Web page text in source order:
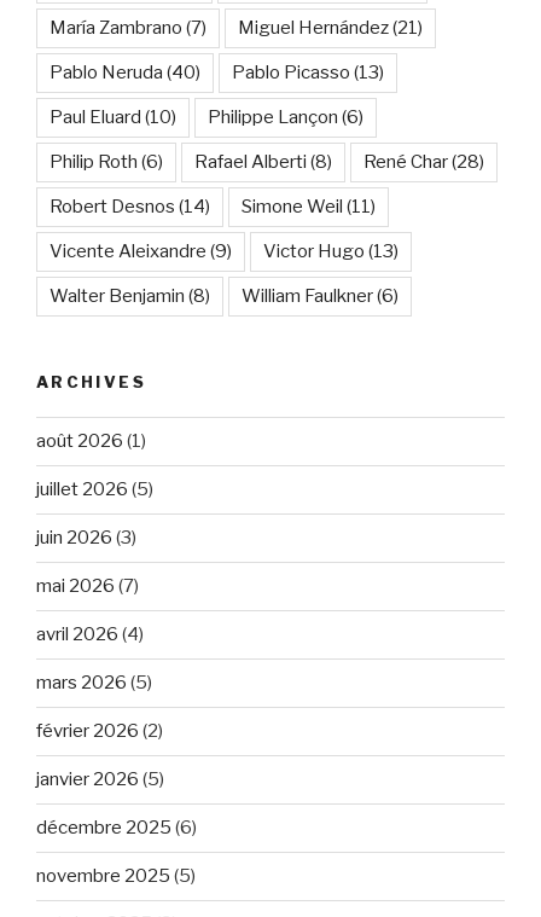
María Zambrano (7) Miguel Hernández(21)
Pablo Neruda (40) Pablo Picasso (13)
Paul Eluard (10) Philippe Lançon (6)
Philip Roth (6) Rafael Alberti (8) René Char(28)
Robert Desnos (14) Simone Weil (11)
Vicente Aleixandre (9) Victor Hugo (13)
Walter Benjamin (8) William Faulkner(6)
ARCHIVES
août 2026 (1)
juillet 2026 (5)
juin 2026 (3)
mai 2026 (7)
avril 2026 (4)
mars 2026 (5)
février 2026 (2)
janvier 2026 (5)
décembre 2025 (6)
novembre 2025 (5)